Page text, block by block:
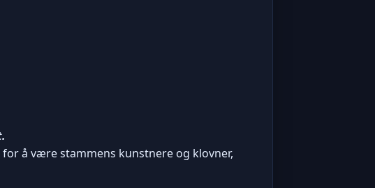
å være stammens kunstnere og klovner,